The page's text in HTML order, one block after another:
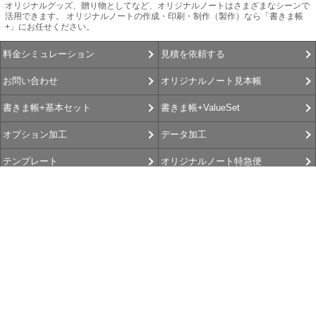
オリジナルグッズ、贈り物としてなど、オリジナルノートはさまざまなシーンで
活用できます。 オリジナルノートの作成・印刷・制作（製作）なら「書きま帳
+」にお任せください。
料金シミュレーション 見積を依頼する
お問い合わせ オリジナルノート見本帳
書きま帳+基本セット 書きま帳+ValueSet
オプション加工 データ加工
テンプレート オリジナルノート特急便